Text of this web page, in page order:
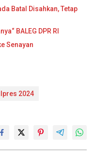
Batal Disahkan, Tetap
BALEG DPR RI
Senayan
2024